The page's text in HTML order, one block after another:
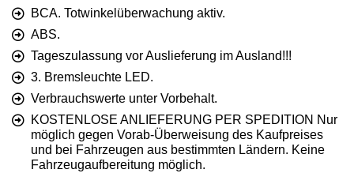
BCA. Totwinkelüberwachung aktiv.
ABS.
Tageszulassung vor Auslieferung im Ausland!!!
3. Bremsleuchte LED.
Verbrauchswerte unter Vorbehalt.
KOSTENLOSE ANLIEFERUNG PER SPEDITION Nur
möglich gegen Vorab-Überweisung des Kaufpreises
und bei Fahrzeugen aus bestimmten Ländern. Keine
Fahrzeugaufbereitung möglich.